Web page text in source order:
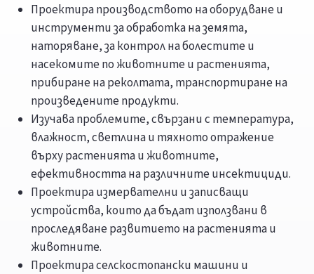
Проектира производството на оборудване и
инструменти за обработка на земята,
наторяване, за контрол на болестите и
насекомите по животните и растенията,
прибиране на реколтата, транспортиране на
произведените продукти.
Изучава проблемите, свързани с температура,
влажност, светлина и тяхното отражение
върху растенията и животните,
ефективността на различните инсектициди.
Проектира измервателни и записващи
устройства, които да бъдат използвани в
проследяване развитието на растенията и
животните.
Проектира селскостопански машини и